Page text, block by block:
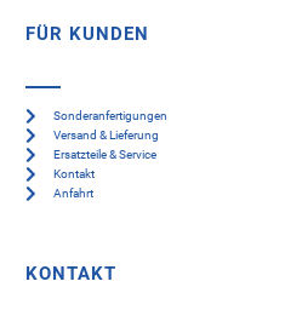
FÜR KUNDEN
Sonderanfertigungen
Versand & Lieferung
Ersatzteile & Service
Kontakt
Anfahrt
KONTAKT